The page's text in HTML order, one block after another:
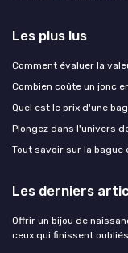
Les plus lus
Comment évaluer la
Combien coûte un jonc
Quel est le prix d'une
Plongez dans l'univers
Tout savoir sur la bague
Les derniers
Offrir un bijou de
ceux qui finissent oubliés